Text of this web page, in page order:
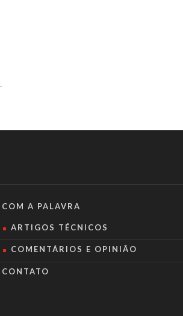
COM A PALAVRA
ARTIGOS TÉCNICOS
COMENTÁRIOS E OPINIÃO
CONTATO